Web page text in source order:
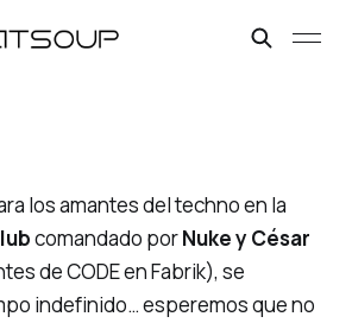
los amantes del techno en la
comandado porNuke y César
de CODE en Fabrik), se
indefinido… esperemos que no